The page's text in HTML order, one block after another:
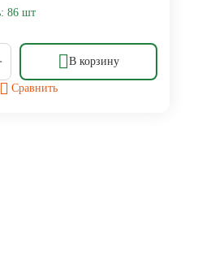
86 шт
В корзину
Сравнить